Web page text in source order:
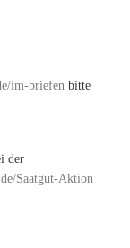
im-briefen bitte
der
Saatgut-Aktion